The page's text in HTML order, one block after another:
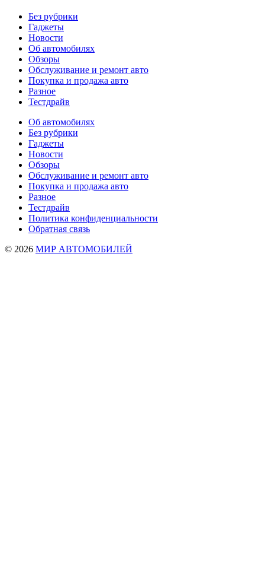
Без рубрики
Гаджеты
Новости
Об автомобилях
Обзоры
Обслуживание и ремонт авто
Покупка и продажа авто
Разное
Тестдрайв
Об автомобилях
Без рубрики
Гаджеты
Новости
Обзоры
Обслуживание и ремонт авто
Покупка и продажа авто
Разное
Тестдрайв
Политика конфиденциальности
Обратная связь
© 2026 МИР АВТОМОБИЛЕЙ